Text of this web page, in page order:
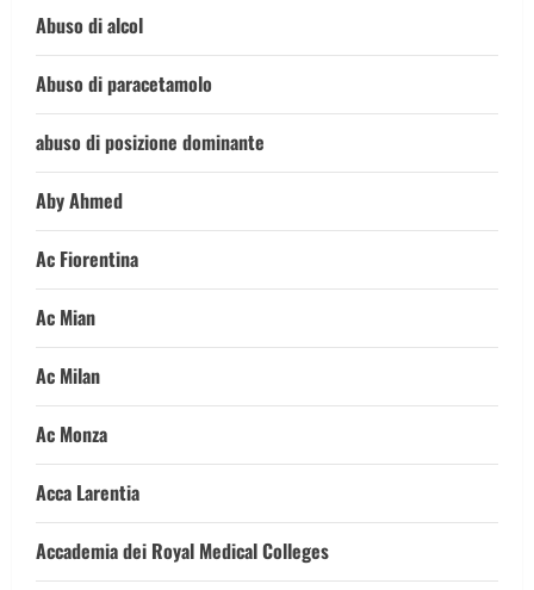
Abuso di alcol
Abuso di paracetamolo
abuso di posizione dominante
Aby Ahmed
Ac Fiorentina
Ac Mian
Ac Milan
Ac Monza
Acca Larentia
Accademia dei Royal Medical Colleges